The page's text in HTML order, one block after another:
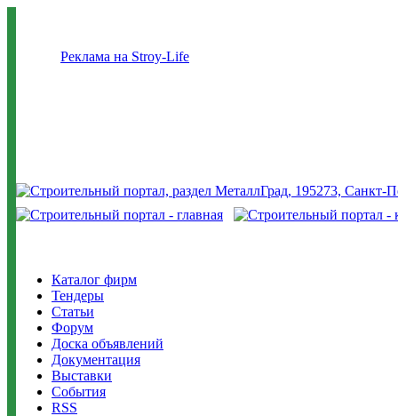
Реклама на Stroy-Life
Каталог фирм
Тендеры
Статьи
Форум
Доска объявлений
Документация
Выставки
События
RSS